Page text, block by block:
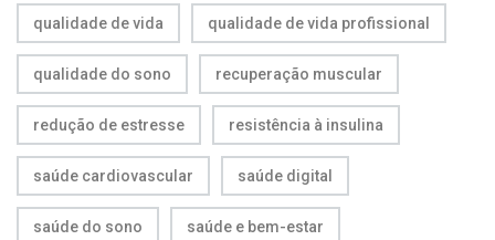
qualidade de vida qualidade de vida profissional
qualidade do sono recuperação muscular
redução de estresse resistência à insulina
saúde cardiovascular saúde digital
saúde do sono saúde e bem-estar